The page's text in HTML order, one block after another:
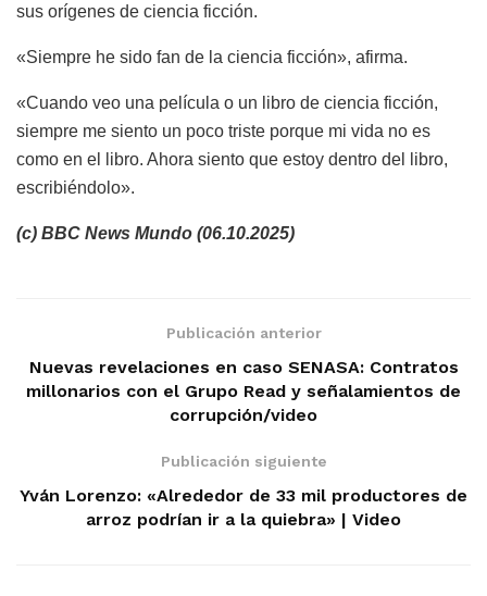
sus orígenes de ciencia ficción.
«Siempre he sido fan de la ciencia ficción», afirma.
«Cuando veo una película o un libro de ciencia ficción,
siempre me siento un poco triste porque mi vida no es
como en el libro. Ahora siento que estoy dentro del libro,
escribiéndolo».
(c) BBC News Mundo (06.10.2025)
Publicación anterior
Nuevas revelaciones en caso SENASA: Contratos
millonarios con el Grupo Read y señalamientos de
corrupción/video
Publicación siguiente
Yván Lorenzo: «Alrededor de 33 mil productores de
arroz podrían ir a la quiebra» | Video